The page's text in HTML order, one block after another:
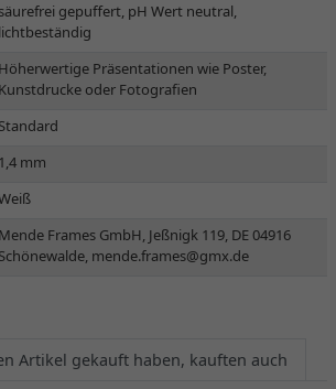
säurefrei gepuffert, pH Wert neutral,
lichtbeständig
Höherwertige Präsentationen wie Poster,
Kunstdrucke oder Fotografien
Standard
1,4 mm
Mende Frames GmbH, Jeßnigk 119, DE 04916
Schönewalde, mende.frames@gmx.de
Artikel gekauft haben, kauften auch